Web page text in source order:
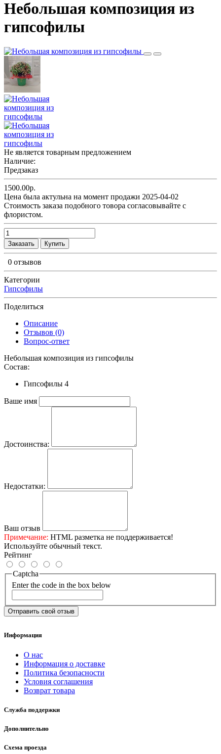
Небольшая композиция из
гипсофилы
Не является товарным предложением
Наличие:
Предзаказ
1500.00р.
Цена была актульна на момент продажи 2025-04-02
Cтоимость заказа подобного товора согласовывайте с
флористом.
Заказать Купить
0 отзывов
Категории
Гипсофилы
Поделиться
Описание
Отзывов (0)
Вопрос-ответ
Небольшая композиция из гипсофилы
Состав:
Гипсофилы 4
Ваше имя
Достоинства:
Недостатки:
Ваш отзыв
Примечание: HTML разметка не поддерживается!
Используйте обычный текст.
Рейтинг
Captcha
Enter the code in the box below
Отправить свой отзыв
Информация
О нас
Информация о доставке
Политика безопасности
Условия соглашения
Возврат товара
Служба поддержки
Дополнительно
Схема проезда